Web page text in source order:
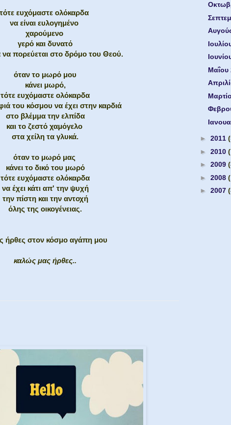
τότε ευχόμαστε ολόκαρδα
να είναι ευλογημένο
χαρούμενο
γερό και δυνατό
να πορεύεται στο δρόμο του Θεού.
όταν το μωρό μου
κάνει μωρό,
τότε ευχόμαστε ολόκαρδα
του κόσμου να έχει στην καρδιά
στο βλέμμα την ελπίδα
και το ζεστό χαμόγελο
στα χείλη τα γλυκά.
όταν το μωρό μας
κάνει το δικό του μωρό
τότε ευχόμαστε ολόκαρδα
να έχει κάτι απ' την ψυχή
την πίστη και την αντοχή
όλης της οικογένειας.
ήρθες στον κόσμο αγάπη μου
καλώς μας ήρθες..
Μαΐου
► 2011
► 2010
► 2009
► 2008
► 2007